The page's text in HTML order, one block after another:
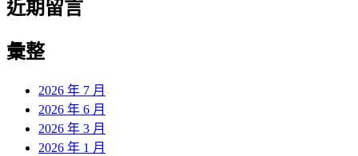
近期留言
彙整
2026 年 7 月
2026 年 6 月
2026 年 3 月
2026 年 1 月